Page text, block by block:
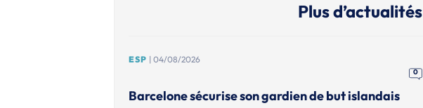
Plus d’actualités
ESP | 04/08/2026
0
Barcelone sécurise son gardien de but islandais